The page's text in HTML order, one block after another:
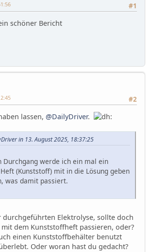
#1
schöner Bericht
#2
lassen, @DailyDriver.
in 13. August 2025, 18:37:25
Durchgang werde ich ein mal ein
(Kunststoff) mit in die Lösung geben
was damit passiert.
durchgeführten Elektrolyse, sollte doch
dem Kunststoffheft passieren, oder?
einen Kunststoffbehälter benutzt
Oder woran hast du gedacht?